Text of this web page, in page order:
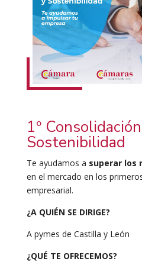
1º
Sostenibilidad
Te ayudamos a superar los
en el mercado en los
empresarial.
¿A QUIÉN SE DIRIGE?
A pymes de Castilla y León
¿QUÉ TE OFRECEMOS?